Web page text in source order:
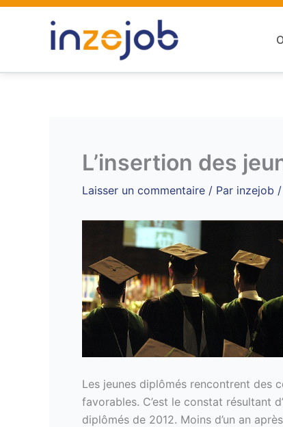
Aller
L’insertion des
Laisser un commentaire / Par inzejob /
Les jeunes diplômés rencontrent des
favorables. C’est le constat résultant
diplômés de 2012. Moins d’un an